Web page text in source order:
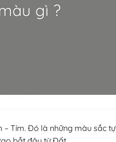
gì ?
– Tím. Đó là những màu sắc tự